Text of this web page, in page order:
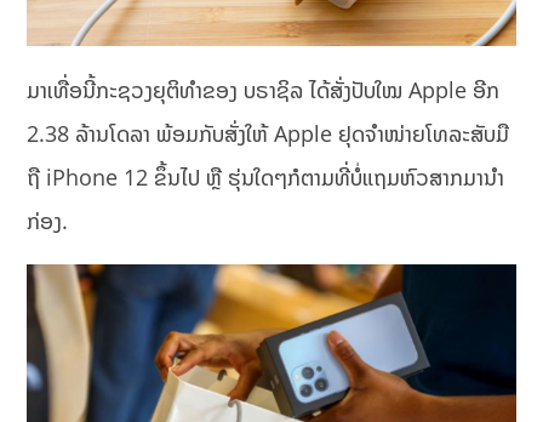
ມາເທື່ອນີ້ກະຊວງຍຸຕິທຳຂອງ ບຣາຊິລ ໄດ້ສັ່ງປັບໃໝ Apple ອີກ
2.38 ລ້ານໂດລາ ພ້ອມກັບສັ່ງໃຫ້ Apple ຢຸດຈຳໜ່າຍໂທລະສັບມື
ຖື iPhone 12 ຂຶ້ນໄປ ຫຼື ຮຸ່ນໃດໆກໍຕາມທີ່ບໍ່ແຖມຫົວສາກມານຳ
ກ່ອງ.